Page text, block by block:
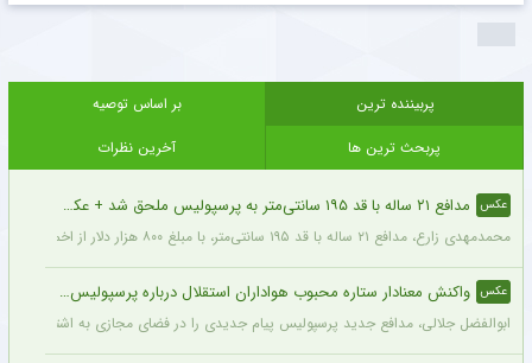
پربیننده ترین
بر اساس توصیه
پربحث ترین ها
آخرین نظرات
عکس مدافع ۲۱ ساله با قد ۱۹۵ سانتی‌متر به پرسپولیس ملحق شد + عکس
محمدمهدی زارع، مدافع ۲۱ ساله با قد ۱۹۵ سانتی‌متر، با مبلغ ۸۰۰ هزار دلار از اخمت گروژنی به پرسپولیس پیوست.
عکس واکنش معنادار ستاره محبوب هواداران استقلال درباره پرسپولیس + عکس
ابوالفضل جلالی، مدافع جدید پرسپولیس پیام جدیدی را در فضای مجازی به اشتراک